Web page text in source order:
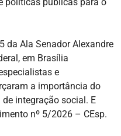
da Ala Senador Alexandre
em Brasília
e
a importância do
integração social. E
nº 5/2026 – CEsp.